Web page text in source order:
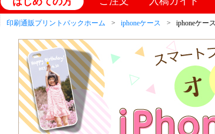
印刷通販プリントパックホーム iphoneケース iphoneケー